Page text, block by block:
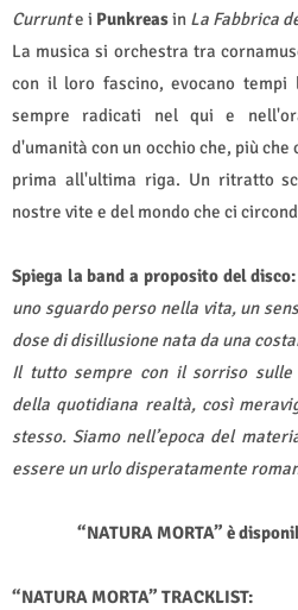
Currunte i Punkreasin La Fabbrica
La musica si orchestra tra
con il loro fascino, evocano tempi
sempre radicati nel qui e
d'umanità con un occhio che, più
prima all'ultima riga. Un ritratto
nostre vite e del mondo che ci
Spiega la band a proposito del disco:
uno sguardo perso nella vita, un
dose di disillusione nata da una
Il tutto sempre con il sorriso sulle
della quotidiana realtà, così
stesso. Siamo nell’epoca del
essere un urlo disperatamente
“NATURA MORTA” è
“NATURA MORTA” TRACKLIST: